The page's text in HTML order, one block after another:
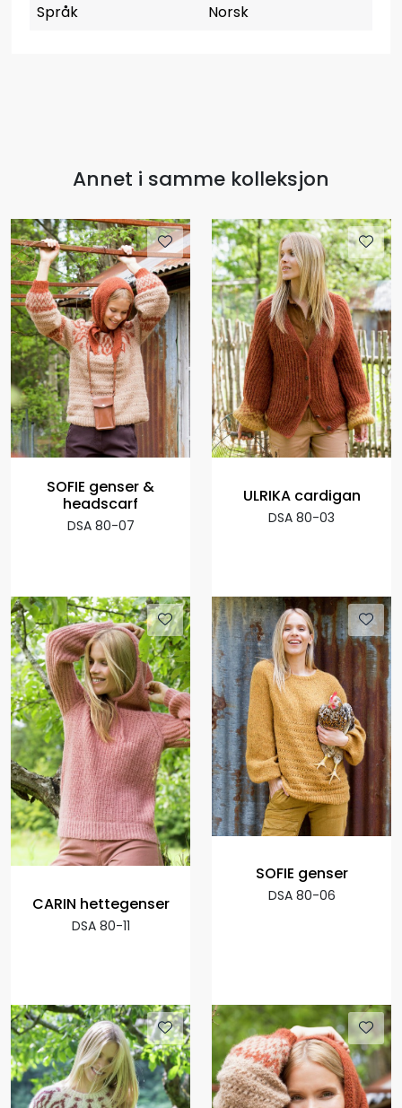
Språk
Norsk
Annet i samme kolleksjon
SOFIE genser &
headscarf
DSA 80-07
ULRIKA cardigan
DSA 80-03
CARIN hettegenser
DSA 80-11
SOFIE genser
DSA 80-06